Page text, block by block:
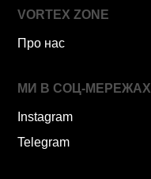
VORTEX ZONE
Про нас
МИ В СОЦ-МЕРЕЖАХ
Instagram
Telegram